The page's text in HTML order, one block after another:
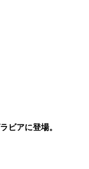
ビアに登場。